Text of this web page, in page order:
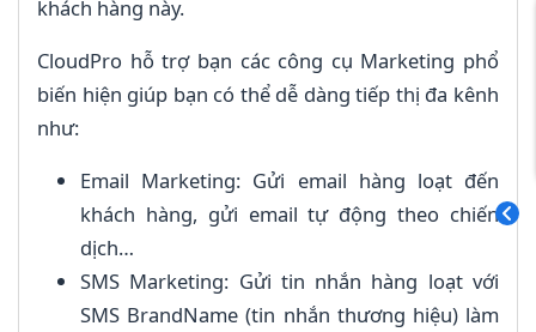
khách hàng này.
CloudPro hỗ trợ bạn các công cụ Marketing phổ
biến hiện giúp bạn có thể dễ dàng tiếp thị đa kênh
như:
Email Marketing: Gửi email hàng loạt đến
khách hàng, gửi email tự động theo chiến
dịch…
SMS Marketing: Gửi tin nhắn hàng loạt với
SMS BrandName (tin nhắn thương hiệu) làm